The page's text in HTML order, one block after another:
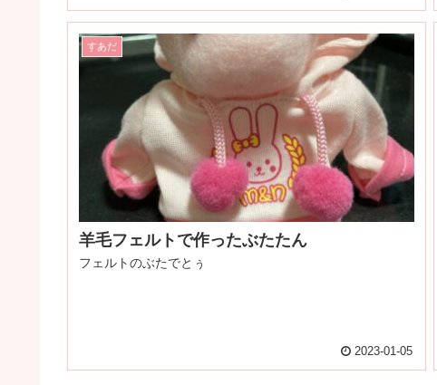
すあだ
羊毛フェルトで作ったぶたたん
フェルトのぶたでとぅ
2023-01-05